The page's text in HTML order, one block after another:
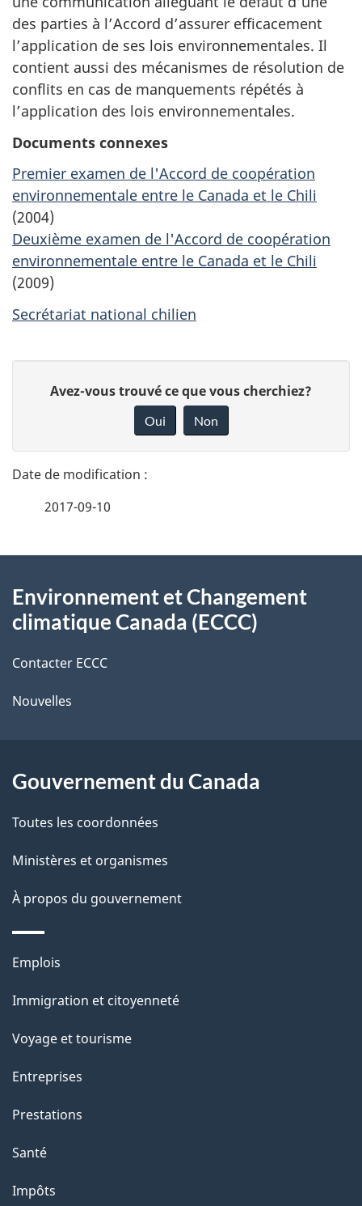
des parties à l’Accord d’assurer efficacement
l’application de ses lois environnementales. Il
contient aussi des mécanismes de résolution de
conflits en cas de manquements répétés à
l’application des lois environnementales.
Documents connexes
Premier examen de l'Accord de coopération
environnementale entre le Canada et le Chili
(2004)
Deuxième examen de l'Accord de coopération
environnementale entre le Canada et le Chili
(2009)
Secrétariat national chilien
t
a
l
s
d
e
l
a
g
e
n
o
t
r
r
t
a
c
i
o
s
u
e
t
e
a
g
Avez-vous trouvé ce que vous cherchiez?
Oui Non
2017-09-10
propos
ce
site
Environnement et Changement
climatique Canada (ECCC)
Contacter ECCC
Nouvelles
Gouvernement du Canada
Toutes les coordonnées
Ministères et organismes
À propos du gouvernement
Thèmes
sujets
Emplois
Immigration et citoyenneté
Voyage et tourisme
Entreprises
Prestations
Santé
Impôts